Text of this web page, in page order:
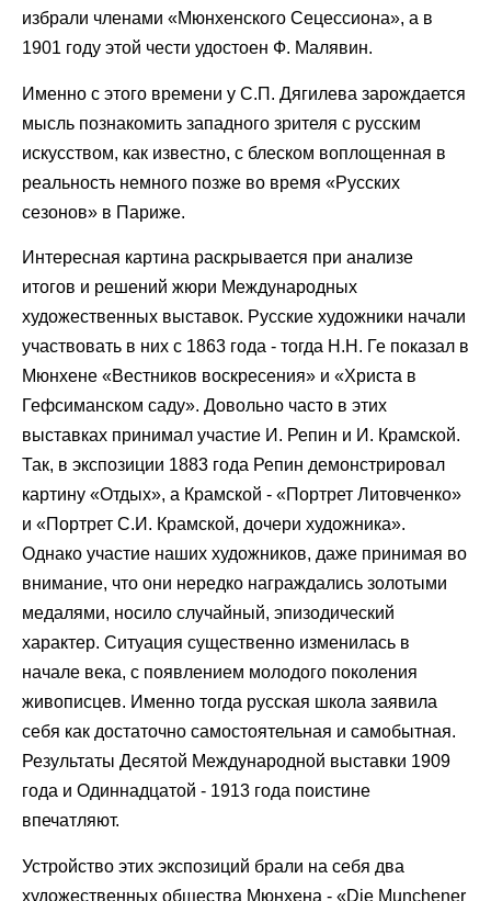
избрали членами «Мюнхенского Сецессиона», а в
1901 году этой чести удостоен Ф. Малявин.
Именно с этого времени у С.П. Дягилева зарождается
мысль познакомить западного зрителя с русским
искусством, как известно, с блеском воплощенная в
реальность немного позже во время «Русских
сезонов» в Париже.
Интересная картина раскрывается при анализе
итогов и решений жюри Международных
художественных выставок. Русские художники начали
участвовать в них с 1863 года - тогда Н.Н. Ге показал в
Мюнхене «Вестников воскресения» и «Христа в
Гефсиманском саду». Довольно часто в этих
выставках принимал участие И. Репин и И. Крамской.
Так, в экспозиции 1883 года Репин демонстрировал
картину «Отдых», а Крамской - «Портрет Литовченко»
и «Портрет С.И. Крамской, дочери художника».
Однако участие наших художников, даже принимая во
внимание, что они нередко награждались золотыми
медалями, носило случайный, эпизодический
характер. Ситуация существенно изменилась в
начале века, с появлением молодого поколения
живописцев. Именно тогда русская школа заявила
себя как достаточно самостоятельная и самобытная.
Результаты Десятой Международной выставки 1909
года и Одиннадцатой - 1913 года поистине
впечатляют.
Устройство этих экспозиций брали на себя два
художественных общества Мюнхена - «Die Munchener